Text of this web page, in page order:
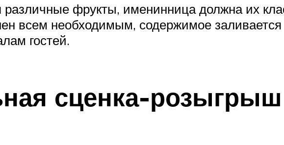
различные фрукты, именинница должна их
всем необходимым, содержимое
гостей.
сценка-